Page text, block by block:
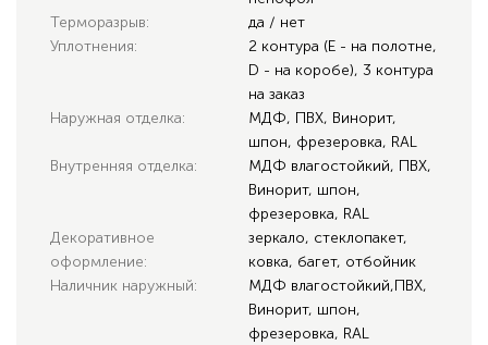
Терморазрыв:
да / нет
Уплотнения:
2 контура (E - на полотне,
D - на коробе), 3 контура
на заказ
Наружная отделка:
МДФ, ПВХ, Винорит,
шпон, фрезеровка, RAL
Внутренняя отделка:
МДФ влагостойкий, ПВХ,
Винорит, шпон,
фрезеровка, RAL
Декоративное
оформление:
зеркало, стеклопакет,
ковка, багет, отбойник
Наличник наружный:
МДФ влагостойкий,ПВХ,
Винорит, шпон,
фрезеровка, RAL